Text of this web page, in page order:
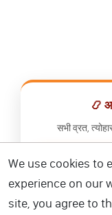
📿
सभी व्रत,
📅
We use cookies to
experience on our
site, you agree to